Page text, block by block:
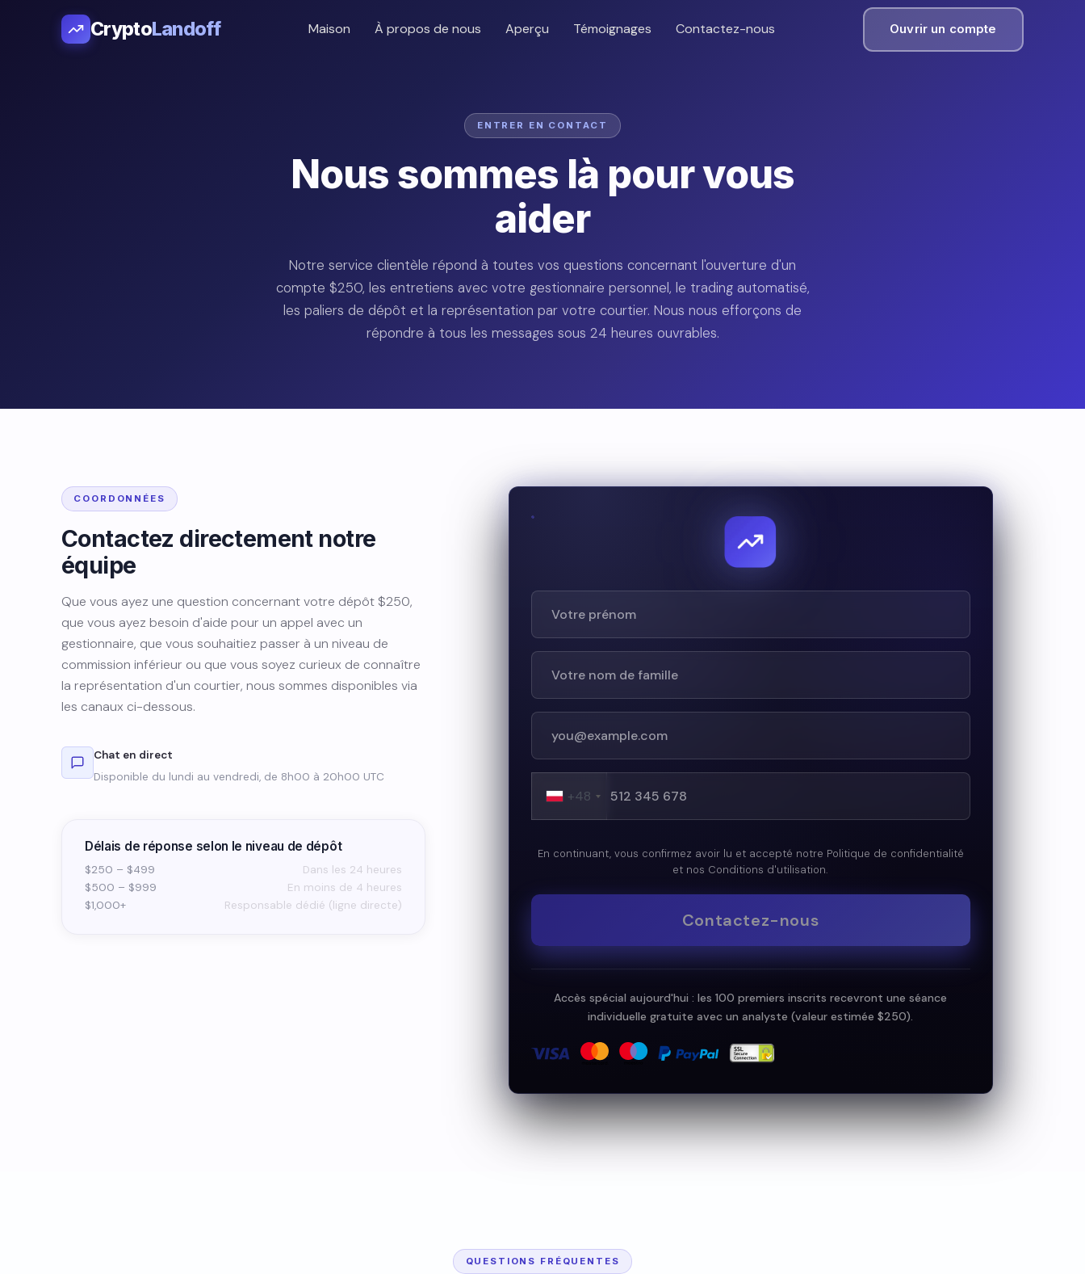
CryptoLandoff Maison À propos de nous Aperçu Témoignages Contactez-nous Ouvrir un compte
ENTRER EN CONTACT
Nous sommes là pour vous
aider
Notre service clientèle répond à toutes vos questions concernant l'ouverture d'un
compte $250, les entretiens avec votre gestionnaire personnel, le trading automatisé,
les paliers de dépôt et la représentation par votre courtier. Nous nous efforçons de
répondre à tous les messages sous 24 heures ouvrables.
COORDONNÉES
Contactez directement notre
équipe
Que vous ayez une question concernant votre dépôt $250,
que vous ayez besoin d'aide pour un appel avec un
gestionnaire, que vous souhaitiez passer à un niveau de
commission inférieur ou que vous soyez curieux de connaître
la représentation d'un courtier, nous sommes disponibles via
les canaux ci-dessous.
Chat en direct
Disponible du lundi au vendredi, de 8h00 à 20h00 UTC
Délais de réponse selon le niveau de dépôt
$250 – $499
Dans les 24 heures
$500 – $999
En moins de 4 heures
$1,000+
Responsable dédié (ligne directe)
+48
En continuant, vous confirmez avoir lu et accepté notre Politique de confidentialité
et nos Conditions d'utilisation.
Contactez-nous
Accès spécial aujourd'hui : les 100 premiers inscrits recevront une séance
individuelle gratuite avec un analyste (valeur estimée $250).
QUESTIONS FRÉQUENTES